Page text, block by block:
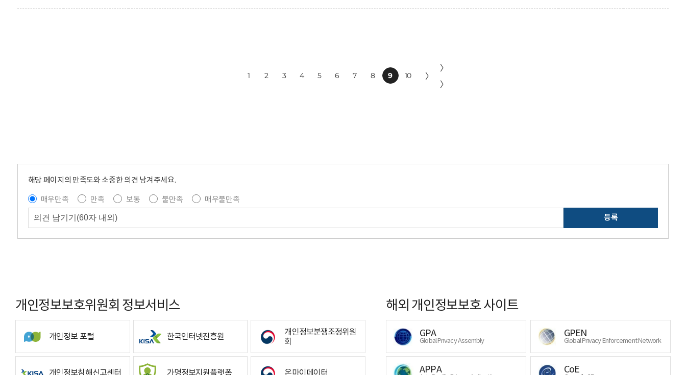
1 2 3 4 5 6 7 8 9 10 〉
〉
〉
해당 페이지의 만족도와 소중한 의견 남겨주세요.
매우만족
만족 보통 불만족
매우불만족
등록
개인정보보호위원회 정보서비스
개인정보 포털 한국인터넷진흥원
개인정보분쟁조정위원
회
개인정보침해신고센터 가명정보지원플랫폼 온마이데이터
해외 개인정보보호 사이트
GPA
Global Privacy Assembly
GPEN
Global Privacy Enforcement Network
APPA CoE